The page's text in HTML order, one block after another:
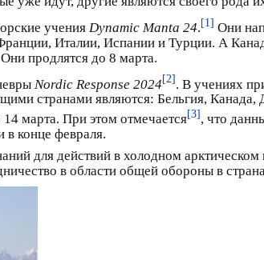
учения Dynamic Manta 24.[1] Они
Италии, Испании и Турции. А
продлятся до 8 марта.
Nordic Response 2024[2]. В учениях
странами являются: Бельгия,
марта. При этом отмечается[3], что
конце февраля.
для действий в холодном
в области общей обороны в